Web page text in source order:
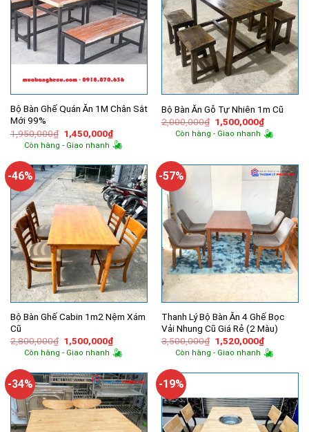
Bộ Bàn Ghế Quán Ăn 1M Chân Sắt
Mới 99%
1,950,000₫ Giá
gốc
là:
1,450,000₫Giá
hiện
tại
1,450,000₫.
Còn hàng - Giao nhanh
Bộ Bàn Ăn Gỗ Tự Nhiên 1m Cũ
2,000,000₫ Giá
gốc
là:
1,500,000₫Giá
hiện
tại
Còn hàng - Giao nhanh
-46%
Bộ Bàn Ghế Cabin 1m2 Nệm Xám
Cũ
2,800,000₫ Giá
gốc
là:
1,500,000₫Giá
hiện
tại
1,500,000₫.
Còn hàng - Giao nhanh
-57%
Thanh Lý Bộ Bàn Ăn 4 Ghế Bọc
Vải Nhung Cũ Giá Rẻ (2 Màu)
3,500,000₫ Giá
gốc
là:
1,520,000₫Giá
hiện
tại
Còn hàng - Giao nhanh
-34% -19%